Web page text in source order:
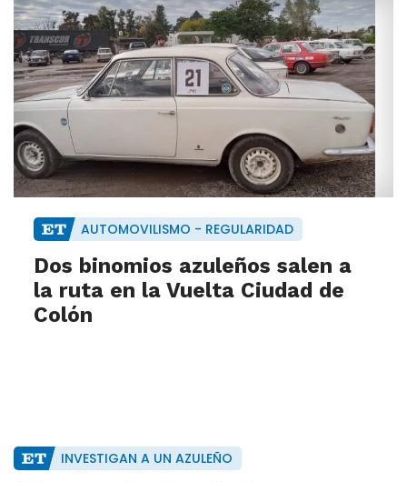
AUTOMOVILISMO - REGULARIDAD
Dos binomios azuleños salen a
la ruta en la Vuelta Ciudad de
Colón
INVESTIGAN A UN AZULEÑO